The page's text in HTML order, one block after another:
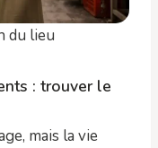
du lieu
: trouver le
mais la vie